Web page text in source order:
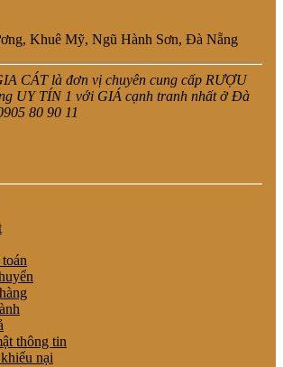
Khuê Mỹ, Ngũ Hành Sơn, Đà Nẵng
CÁT là đơn vị chuyên cung cấp RƯỢU
UY TÍN 1 với GIÁ cạnh tranh nhất ở Đà
80 90 11
thông tin
nại